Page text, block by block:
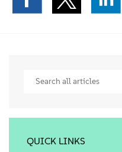
Kontakt
QUICK LINKS